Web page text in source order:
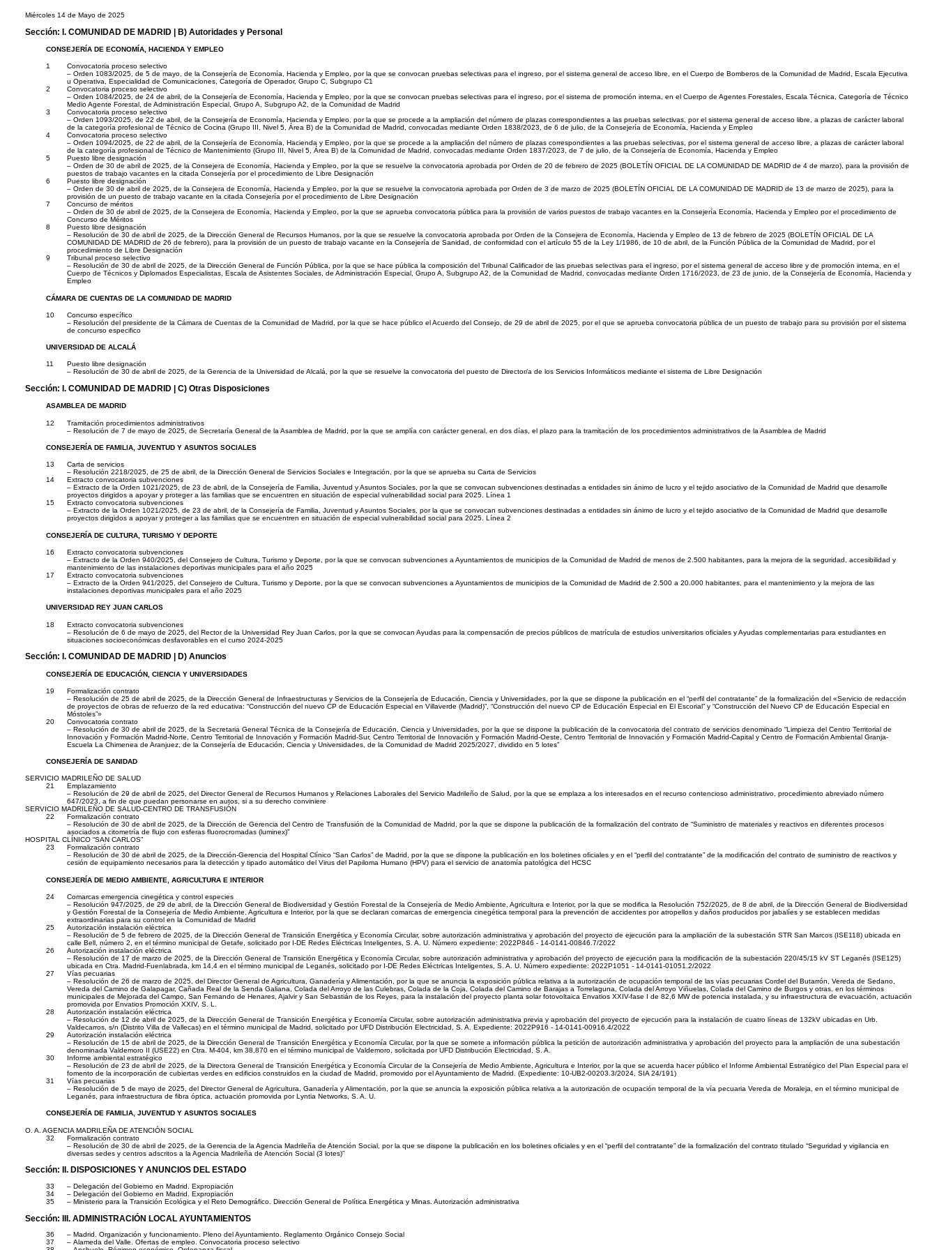
Miércoles 14 de Mayo de 2025
Sección: I. COMUNIDAD DE MADRID | B) Autoridades y Personal
CONSEJERÍA DE ECONOMÍA, HACIENDA Y EMPLEO
1
Convocatoria proceso selectivo
– Orden 1083/2025, de 5 de mayo, de la Consejería de Economía, Hacienda y Empleo, por la que se convocan pruebas selectivas para el ingreso, por el sistema general de acceso libre, en el Cuerpo de Bomberos de la Comunidad de Madrid, Escala Ejecutiva
u Operativa, Especialidad de Comunicaciones, Categoría de Operador, Grupo C, Subgrupo C1
2
Convocatoria proceso selectivo
– Orden 1084/2025, de 24 de abril, de la Consejería de Economía, Hacienda y Empleo, por la que se convocan pruebas selectivas para el ingreso, por el sistema de promoción interna, en el Cuerpo de Agentes Forestales, Escala Técnica, Categoría de Técnico
Medio Agente Forestal, de Administración Especial, Grupo A, Subgrupo A2, de la Comunidad de Madrid
3
Convocatoria proceso selectivo
– Orden 1093/2025, de 22 de abril, de la Consejería de Economía, Hacienda y Empleo, por la que se procede a la ampliación del número de plazas correspondientes a las pruebas selectivas, por el sistema general de acceso libre, a plazas de carácter laboral
de la categoría profesional de Técnico de Cocina (Grupo III, Nivel 5, Área B) de la Comunidad de Madrid, convocadas mediante Orden 1838/2023, de 6 de julio, de la Consejería de Economía, Hacienda y Empleo
4
Convocatoria proceso selectivo
– Orden 1094/2025, de 22 de abril, de la Consejería de Economía, Hacienda y Empleo, por la que se procede a la ampliación del número de plazas correspondientes a las pruebas selectivas, por el sistema general de acceso libre, a plazas de carácter laboral
de la categoría profesional de Técnico de Mantenimiento (Grupo III, Nivel 5, Área B) de la Comunidad de Madrid, convocadas mediante Orden 1837/2023, de 7 de julio, de la Consejería de Economía, Hacienda y Empleo
5
Puesto libre designación
– Orden de 30 de abril de 2025, de la Consejera de Economía, Hacienda y Empleo, por la que se resuelve la convocatoria aprobada por Orden de 20 de febrero de 2025 (BOLETÍN OFICIAL DE LA COMUNIDAD DE MADRID de 4 de marzo), para la provisión de
puestos de trabajo vacantes en la citada Consejería por el procedimiento de Libre Designación
6
Puesto libre designación
– Orden de 30 de abril de 2025, de la Consejera de Economía, Hacienda y Empleo, por la que se resuelve la convocatoria aprobada por Orden de 3 de marzo de 2025 (BOLETÍN OFICIAL DE LA COMUNIDAD DE MADRID de 13 de marzo de 2025), para la
provisión de un puesto de trabajo vacante en la citada Consejería por el procedimiento de Libre Designación
7
Concurso de méritos
– Orden de 30 de abril de 2025, de la Consejera de Economía, Hacienda y Empleo, por la que se aprueba convocatoria pública para la provisión de varios puestos de trabajo vacantes en la Consejería Economía, Hacienda y Empleo por el procedimiento de
Concurso de Méritos
8
Puesto libre designación
– Resolución de 30 de abril de 2025, de la Dirección General de Recursos Humanos, por la que se resuelve la convocatoria aprobada por Orden de la Consejera de Economía, Hacienda y Empleo de 13 de febrero de 2025 (BOLETÍN OFICIAL DE LA
COMUNIDAD DE MADRID de 26 de febrero), para la provisión de un puesto de trabajo vacante en la Consejería de Sanidad, de conformidad con el artículo 55 de la Ley 1/1986, de 10 de abril, de la Función Pública de la Comunidad de Madrid, por el
procedimiento de Libre Designación
9
Tribunal proceso selectivo
– Resolución de 30 de abril de 2025, de la Dirección General de Función Pública, por la que se hace pública la composición del Tribunal Calificador de las pruebas selectivas para el ingreso, por el sistema general de acceso libre y de promoción interna, en el
Cuerpo de Técnicos y Diplomados Especialistas, Escala de Asistentes Sociales, de Administración Especial, Grupo A, Subgrupo A2, de la Comunidad de Madrid, convocadas mediante Orden 1716/2023, de 23 de junio, de la Consejería de Economía, Hacienda y
Empleo
CÁMARA DE CUENTAS DE LA COMUNIDAD DE MADRID
10
Concurso específico
– Resolución del presidente de la Cámara de Cuentas de la Comunidad de Madrid, por la que se hace público el Acuerdo del Consejo, de 29 de abril de 2025, por el que se aprueba convocatoria pública de un puesto de trabajo para su provisión por el sistema
de concurso especifico
UNIVERSIDAD DE ALCALÁ
11
Puesto libre designación
– Resolución de 30 de abril de 2025, de la Gerencia de la Universidad de Alcalá, por la que se resuelve la convocatoria del puesto de Director/a de los Servicios Informáticos mediante el sistema de Libre Designación
Sección: I. COMUNIDAD DE MADRID | C) Otras Disposiciones
ASAMBLEA DE MADRID
12
Tramitación procedimientos administrativos
– Resolución de 7 de mayo de 2025, de Secretaría General de la Asamblea de Madrid, por la que se amplía con carácter general, en dos días, el plazo para la tramitación de los procedimientos administrativos de la Asamblea de Madrid
CONSEJERÍA DE FAMILIA, JUVENTUD Y ASUNTOS SOCIALES
13
Carta de servicios
– Resolución 2218/2025, de 25 de abril, de la Dirección General de Servicios Sociales e Integración, por la que se aprueba su Carta de Servicios
14
Extracto convocatoria subvenciones
– Extracto de la Orden 1021/2025, de 23 de abril, de la Consejería de Familia, Juventud y Asuntos Sociales, por la que se convocan subvenciones destinadas a entidades sin ánimo de lucro y el tejido asociativo de la Comunidad de Madrid que desarrolle
proyectos dirigidos a apoyar y proteger a las familias que se encuentren en situación de especial vulnerabilidad social para 2025. Línea 1
15
Extracto convocatoria subvenciones
– Extracto de la Orden 1021/2025, de 23 de abril, de la Consejería de Familia, Juventud y Asuntos Sociales, por la que se convocan subvenciones destinadas a entidades sin ánimo de lucro y el tejido asociativo de la Comunidad de Madrid que desarrolle
proyectos dirigidos a apoyar y proteger a las familias que se encuentren en situación de especial vulnerabilidad social para 2025. Línea 2
CONSEJERÍA DE CULTURA, TURISMO Y DEPORTE
16
Extracto convocatoria subvenciones
– Extracto de la Orden 940/2025, del Consejero de Cultura, Turismo y Deporte, por la que se convocan subvenciones a Ayuntamientos de municipios de la Comunidad de Madrid de menos de 2.500 habitantes, para la mejora de la seguridad, accesibilidad y
mantenimiento de las instalaciones deportivas municipales para el año 2025
17
Extracto convocatoria subvenciones
– Extracto de la Orden 941/2025, del Consejero de Cultura, Turismo y Deporte, por la que se convocan subvenciones a Ayuntamientos de municipios de la Comunidad de Madrid de 2.500 a 20.000 habitantes, para el mantenimiento y la mejora de las
instalaciones deportivas municipales para el año 2025
UNIVERSIDAD REY JUAN CARLOS
18
Extracto convocatoria subvenciones
– Resolución de 6 de mayo de 2025, del Rector de la Universidad Rey Juan Carlos, por la que se convocan Ayudas para la compensación de precios públicos de matrícula de estudios universitarios oficiales y Ayudas complementarias para estudiantes en
situaciones socioeconómicas desfavorables en el curso 2024-2025
Sección: I. COMUNIDAD DE MADRID | D) Anuncios
CONSEJERÍA DE EDUCACIÓN, CIENCIA Y UNIVERSIDADES
19
Formalización contrato
– Resolución de 25 de abril de 2025, de la Dirección General de Infraestructuras y Servicios de la Consejería de Educación, Ciencia y Universidades, por la que se dispone la publicación en el “perfil del contratante” de la formalización del «Servicio de redacción
de proyectos de obras de refuerzo de la red educativa: “Construcción del nuevo CP de Educación Especial en Villaverde (Madrid)”, “Construcción del nuevo CP de Educación Especial en El Escorial” y “Construcción del Nuevo CP de Educación Especial en
Móstoles”»
20
Convocatoria contrato
– Resolución de 30 de abril de 2025, de la Secretaria General Técnica de la Consejería de Educación, Ciencia y Universidades, por la que se dispone la publicación de la convocatoria del contrato de servicios denominado “Limpieza del Centro Territorial de
Innovación y Formación Madrid-Norte, Centro Territorial de Innovación y Formación Madrid-Sur, Centro Territorial de Innovación y Formación Madrid-Oeste, Centro Territorial de Innovación y Formación Madrid-Capital y Centro de Formación Ambiental Granja-
Escuela La Chimenea de Aranjuez, de la Consejería de Educación, Ciencia y Universidades, de la Comunidad de Madrid 2025/2027, dividido en 5 lotes”
CONSEJERÍA DE SANIDAD
SERVICIO MADRILEÑO DE SALUD
21
Emplazamiento
– Resolución de 29 de abril de 2025, del Director General de Recursos Humanos y Relaciones Laborales del Servicio Madrileño de Salud, por la que se emplaza a los interesados en el recurso contencioso administrativo, procedimiento abreviado número
647/2023, a fin de que puedan personarse en autos, si a su derecho conviniere
SERVICIO MADRILEÑO DE SALUD-CENTRO DE TRANSFUSIÓN
22
Formalización contrato
– Resolución de 30 de abril de 2025, de la Dirección de Gerencia del Centro de Transfusión de la Comunidad de Madrid, por la que se dispone la publicación de la formalización del contrato de “Suministro de materiales y reactivos en diferentes procesos
asociados a citometría de flujo con esferas fluorocromadas (luminex)”
HOSPITAL CLÍNICO “SAN CARLOS”
23
Formalización contrato
– Resolución de 30 de abril de 2025, de la Dirección-Gerencia del Hospital Clínico “San Carlos” de Madrid, por la que se dispone la publicación en los boletines oficiales y en el “perfil del contratante” de la modificación del contrato de suministro de reactivos y
cesión de equipamiento necesarios para la detección y tipado automático del Virus del Papiloma Humano (HPV) para el servicio de anatomía patológica del HCSC
CONSEJERÍA DE MEDIO AMBIENTE, AGRICULTURA E INTERIOR
24
Comarcas emergencia cinegética y control especies
– Resolución 947/2025, de 29 de abril, de la Dirección General de Biodiversidad y Gestión Forestal de la Consejería de Medio Ambiente, Agricultura e Interior, por la que se modifica la Resolución 752/2025, de 8 de abril, de la Dirección General de Biodiversidad
y Gestión Forestal de la Consejería de Medio Ambiente, Agricultura e Interior, por la que se declaran comarcas de emergencia cinegética temporal para la prevención de accidentes por atropellos y daños producidos por jabalíes y se establecen medidas
extraordinarias para su control en la Comunidad de Madrid
25
Autorización instalación eléctrica
– Resolución de 5 de febrero de 2025, de la Dirección General de Transición Energética y Economía Circular, sobre autorización administrativa y aprobación del proyecto de ejecución para la ampliación de la subestación STR San Marcos (ISE118) ubicada en
calle Bell, número 2, en el término municipal de Getafe, solicitado por I-DE Redes Eléctricas Inteligentes, S. A. U. Número expediente: 2022P846 - 14-0141-00846.7/2022
26
Autorización instalación eléctrica
– Resolución de 17 de marzo de 2025, de la Dirección General de Transición Energética y Economía Circular, sobre autorización administrativa y aprobación del proyecto de ejecución para la modificación de la subestación 220/45/15 kV ST Leganés (ISE125)
ubicada en Ctra. Madrid-Fuenlabrada, km 14,4 en el término municipal de Leganés, solicitado por I-DE Redes Eléctricas Inteligentes, S. A. U. Número expediente: 2022P1051 - 14-0141-01051.2/2022
27
Vías pecuarias
– Resolución de 26 de marzo de 2025, del Director General de Agricultura, Ganadería y Alimentación, por la que se anuncia la exposición pública relativa a la autorización de ocupación temporal de las vías pecuarias Cordel del Butarrón, Vereda de Sedano,
Vereda del Camino de Galapagar, Cañada Real de la Senda Galiana, Colada del Arroyo de las Culebras, Colada de la Coja, Colada del Camino de Barajas a Torrelaguna, Colada del Arroyo Viñuelas, Colada del Camino de Burgos y otras, en los términos
municipales de Mejorada del Campo, San Fernando de Henares, Ajalvir y San Sebastián de los Reyes, para la instalación del proyecto planta solar fotovoltaica Envatios XXIV-fase I de 82,6 MW de potencia instalada, y su infraestructura de evacuación, actuación
promovida por Envatios Promoción XXIV, S. L.
28
Autorización instalación eléctrica
– Resolución de 12 de abril de 2025, de la Dirección General de Transición Energética y Economía Circular, sobre autorización administrativa previa y aprobación del proyecto de ejecución para la instalación de cuatro líneas de 132kV ubicadas en Urb.
Valdecarros, s/n (Distrito Villa de Vallecas) en el término municipal de Madrid, solicitado por UFD Distribución Electricidad, S. A. Expediente: 2022P916 - 14-0141-00916.4/2022
29
Autorización instalación eléctrica
– Resolución de 15 de abril de 2025, de la Dirección General de Transición Energética y Economía Circular, por la que se somete a información pública la petición de autorización administrativa y aprobación del proyecto para la ampliación de una subestación
denominada Valdemoro II (USE22) en Ctra. M-404, km 38,870 en el término municipal de Valdemoro, solicitada por UFD Distribución Electricidad, S. A.
30
Informe ambiental estratégico
– Resolución de 23 de abril de 2025, de la Directora General de Transición Energética y Economía Circular de la Consejería de Medio Ambiente, Agricultura e Interior, por la que se acuerda hacer público el Informe Ambiental Estratégico del Plan Especial para el
fomento de la incorporación de cubiertas verdes en edificios construidos en la ciudad de Madrid, promovido por el Ayuntamiento de Madrid. (Expediente: 10-UB2-00203.3/2024, SIA 24/191)
31
Vías pecuarias
– Resolución de 5 de mayo de 2025, del Director General de Agricultura, Ganadería y Alimentación, por la que se anuncia la exposición pública relativa a la autorización de ocupación temporal de la vía pecuaria Vereda de Moraleja, en el término municipal de
Leganés, para infraestructura de fibra óptica, actuación promovida por Lyntia Networks, S. A. U.
CONSEJERÍA DE FAMILIA, JUVENTUD Y ASUNTOS SOCIALES
O. A. AGENCIA MADRILEÑA DE ATENCIÓN SOCIAL
32
Formalización contrato
– Resolución de 30 de abril de 2025, de la Gerencia de la Agencia Madrileña de Atención Social, por la que se dispone la publicación en los boletines oficiales y en el “perfil del contratante” de la formalización del contrato titulado “Seguridad y vigilancia en
diversas sedes y centros adscritos a la Agencia Madrileña de Atención Social (3 lotes)”
Sección: II. DISPOSICIONES Y ANUNCIOS DEL ESTADO
33
– Delegación del Gobierno en Madrid. Expropiación
34
– Delegación del Gobierno en Madrid. Expropiación
35
– Ministerio para la Transición Ecológica y el Reto Demográfico. Dirección General de Política Energética y Minas. Autorización administrativa
Sección: III. ADMINISTRACIÓN LOCAL AYUNTAMIENTOS
36
– Madrid. Organización y funcionamiento. Pleno del Ayuntamiento. Reglamento Orgánico Consejo Social
37
– Alameda del Valle. Ofertas de empleo. Convocatoria proceso selectivo